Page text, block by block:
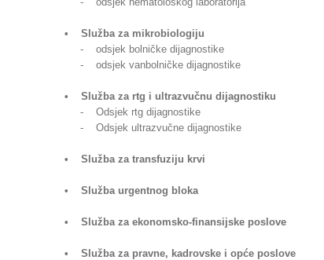
• Služba za mikrobiologiju
- odsjek bolničke dijagnostike
- odsjek vanbolničke dijagnostike
• Služba za rtg i ultrazvučnu dijagnostiku
- Odsjek rtg dijagnostike
- Odsjek ultrazvučne dijagnostike
• Služba za transfuziju krvi
• Služba urgentnog bloka
• Služba za ekonomsko-finansijske poslove
• Služba za pravne, kadrovske i opće poslove